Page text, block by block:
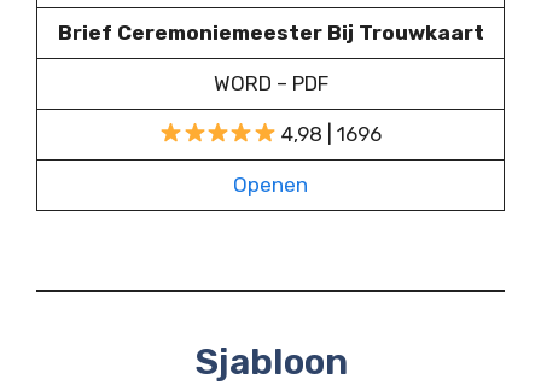
Brief Ceremoniemeester Bij Trouwkaart
WORD – PDF
4,98 | 1696
Openen
Sjabloon